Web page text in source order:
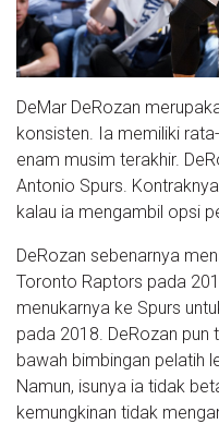
DeMar DeRozan
konsisten. Ia memiliki
enam musim terakhir.
Antonio Spurs.
kalau ia mengambil opsi
DeRozan sebenarnya
Toronto Raptors pada
menukarnya ke Spurs
pada 2018. DeRozan pun
bawah bimbingan pelatih
Namun, isunya ia tidak
kemungkinan tidak